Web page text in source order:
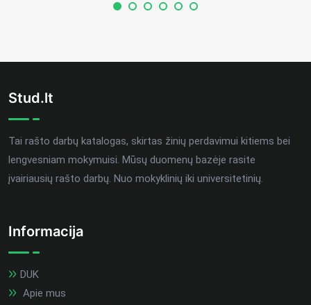
Stud.lt
Tai rašto darbų katalogas, skirtas žinių perdavimui kitiems bei
lengvesniam mokymuisi. Mūsų duomenų bazėje rasite
įvairiausių rašto darbų. Nuo mokyklinių iki universitetinių.
Informacija
DUK
Apie mus